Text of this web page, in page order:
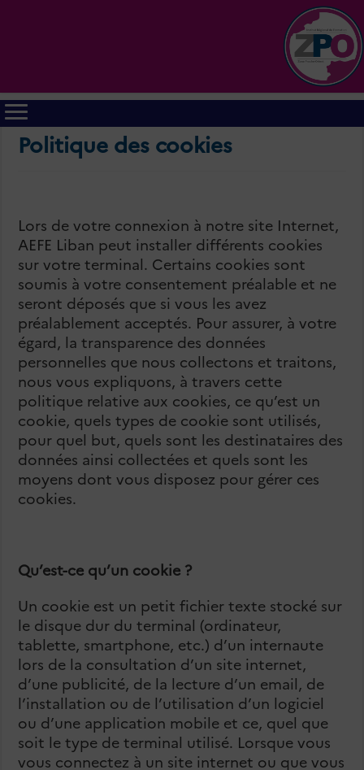
Politique des cookies
Lors de votre connexion à notre site Internet,
AEFE Liban peut installer différents cookies
sur votre terminal. Certains cookies sont
soumis à votre consentement préalable et ne
seront déposés que si vous les avez
préalablement acceptés. Pour assurer, à votre
égard, la transparence des données
personnelles que nous collectons et traitons,
nous vous expliquons, à travers cette
politique relative aux cookies, ce qu’est un
cookie, quels types de cookie sont utilisés,
pour quel but, quels sont les destinataires des
données ainsi collectées et quels sont les
moyens dont vous disposez pour gérer ces
cookies.
Qu’est-ce qu’un cookie ?
Un cookie est un petit fichier texte stocké sur
le disque dur du terminal (ordinateur,
tablette, smartphone, etc.) d’un internaute
lors de la consultation d’un site internet,
d’une publicité, de la lecture d’un email, de
l’installation ou de l’utilisation d’un logiciel
ou d’une application mobile et ce, quel que
soit le type de terminal utilisé. Lorsque vous
vous connectez à un site internet ou que vous